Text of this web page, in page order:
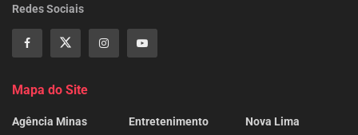
Redes Sociais
Mapa do Site
Agência Minas
Entretenimento
Nova Lima